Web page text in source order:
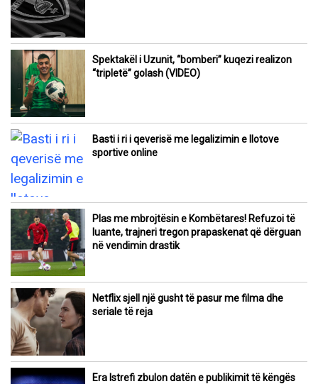
Spektakël i Uzunit, “bomberi” kuqezi realizon
“tripletë” golash (VIDEO)
Basti i ri i qeverisë me legalizimin e llotove
sportive online
Plas me mbrojtësin e Kombëtares! Refuzoi të
luante, trajneri tregon prapaskenat që dërguan
në vendimin drastik
Netflix sjell një gusht të pasur me filma dhe
seriale të reja
Era Istrefi zbulon datën e publikimit të këngës